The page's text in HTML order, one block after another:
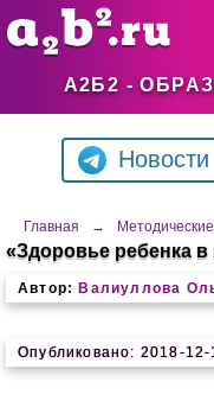
А2Б2 -
Главная →
«Здоровье ребенка в
Автор: Валиуллова
Опубликовано: 2018-